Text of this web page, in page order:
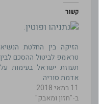
קשור
הזיקה בין החלטת הנשיא
טראמפ לביטול ההסכם לבין
תעוזת ישראל בעימות על
אדמת סוריה
11 במאי 2018
ב-"חזון ומאבק"